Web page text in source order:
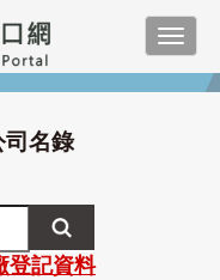
司名錄
登記資料